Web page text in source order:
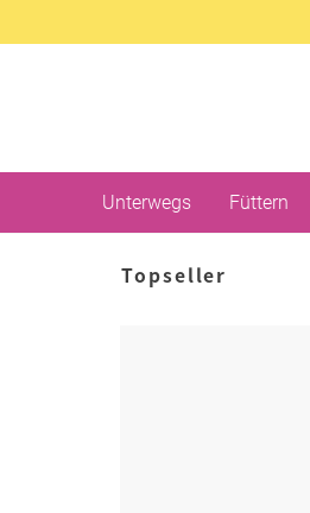
Unterwegs Füttern
Topseller